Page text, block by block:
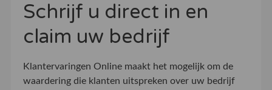
Schrijf u direct in en
claim uw bedrijf
Klantervaringen Online maakt het mogelijk om de
waardering die klanten uitspreken over uw bedrijf